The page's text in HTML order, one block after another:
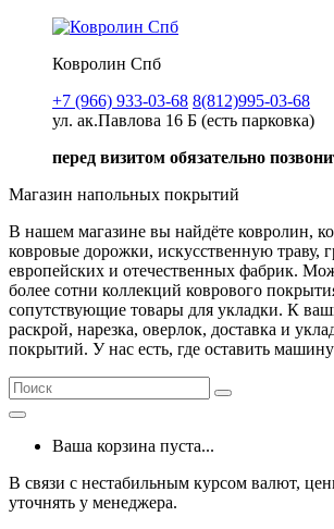
Ковролин Спб
+7 (966) 933-03-68 8(812)995-03-68
ул. ак.Павлова 16 Б (есть парковка)
перед визитом обязательно
Магазин напольных покрытий
В нашем магазине вы найдёте ковролин,
ковровые дорожки, искусственную траву,
европейских и отечественных фабрик.
более сотни коллекций коврового
сопутствующие товары для укладки. К
раскрой, нарезка, оверлок, доставка и
покрытий. У нас есть, где оставить машину
Ваша корзина пуста...
В связи с нестабильным курсом валют,
уточнять у менеджера.